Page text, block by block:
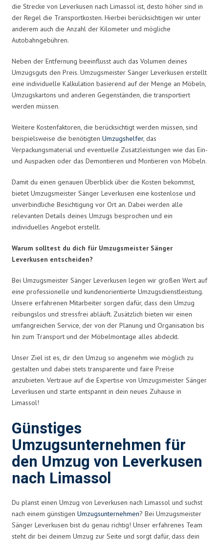
die Strecke von Leverkusen nach Limassol ist, desto höher sind in
der Regel die Transportkosten. Hierbei berücksichtigen wir unter
anderem auch die Anzahl der Kilometer und mögliche
Autobahngebühren.
Neben der Entfernung beeinflusst auch das Volumen deines
Umzugsguts den Preis. Umzugsmeister Sänger Leverkusen erstellt
eine individuelle Kalkulation basierend auf der Menge an Möbeln,
Umzugskartons und anderen Gegenständen, die transportiert
werden müssen.
Weitere Kostenfaktoren, die berücksichtigt werden müssen, sind
beispielsweise die benötigten Umzugshelfer, das
Verpackungsmaterial und eventuelle Zusatzleistungen wie das Ein-
und Auspacken oder das Demontieren und Montieren von Möbeln.
Damit du einen genauen Überblick über die Kosten bekommst,
bietet Umzugsmeister Sänger Leverkusen eine kostenlose und
unverbindliche Besichtigung vor Ort an. Dabei werden alle
relevanten Details deines Umzugs besprochen und ein
individuelles Angebot erstellt.
Warum solltest du dich für Umzugsmeister Sänger
Leverkusen entscheiden?
Bei Umzugsmeister Sänger Leverkusen legen wir großen Wert auf
eine professionelle und kundenorientierte Umzugsdienstleistung.
Unsere erfahrenen Mitarbeiter sorgen dafür, dass dein Umzug
reibungslos und stressfrei abläuft. Zusätzlich bieten wir einen
umfangreichen Service, der von der Planung und Organisation bis
hin zum Transport und der Möbelmontage alles abdeckt.
Unser Ziel ist es, dir den Umzug so angenehm wie möglich zu
gestalten und dabei stets transparente und faire Preise
anzubieten. Vertraue auf die Expertise von Umzugsmeister Sänger
Leverkusen und starte entspannt in dein neues Zuhause in
Limassol!
Günstiges
Umzugsunternehmen für
den Umzug von Leverkusen
nach Limassol
Du planst einen Umzug von Leverkusen nach Limassol und suchst
nach einem günstigen Umzugsunternehmen? Bei Umzugsmeister
Sänger Leverkusen bist du genau richtig! Unser erfahrenes Team
steht dir bei deinem Umzug zur Seite und sorgt dafür, dass dein